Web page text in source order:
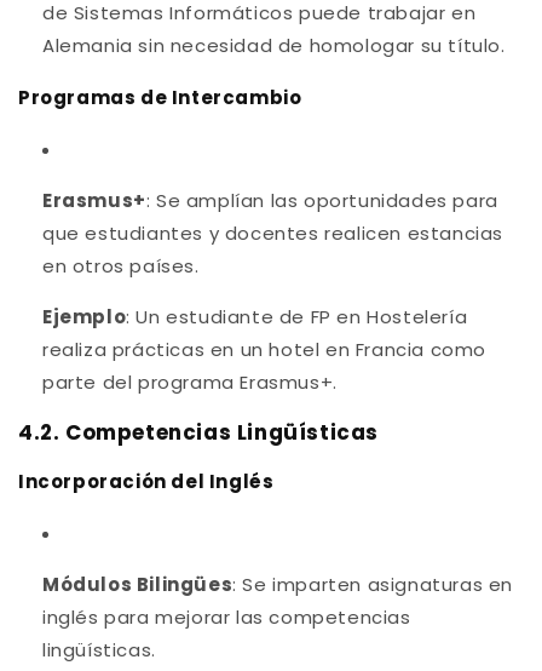
de Sistemas Informáticos puede trabajar en
Alemania sin necesidad de homologar su título.
Programas de Intercambio
Erasmus+: Se amplían las oportunidades para
que estudiantes y docentes realicen estancias
en otros países.
Ejemplo: Un estudiante de FP en Hostelería
realiza prácticas en un hotel en Francia como
parte del programa Erasmus+.
4.2. Competencias Lingüísticas
Incorporación del Inglés
Módulos Bilingües: Se imparten asignaturas en
inglés para mejorar las competencias
lingüísticas.